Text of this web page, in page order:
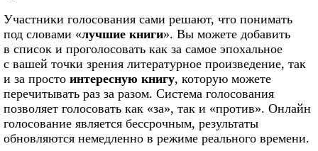
Участники голосования сами решают, что понимать
под словами «лучшие книги». Вы можете добавить
в список и проголосовать как за самое эпохальное
с вашей точки зрения литературное произведение, так
и за просто интересную книгу, которую можете
перечитывать раз за разом. Система голосования
позволяет голосовать как «за», так и «против». Онлайн
голосование является бессрочным, результаты
обновляются немедленно в режиме реального времени.